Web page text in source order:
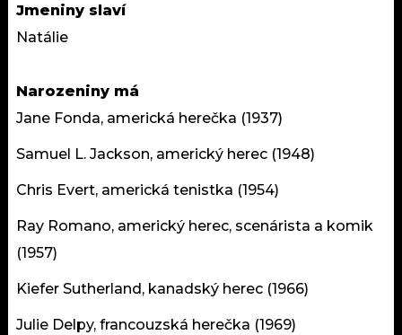
Jmeniny slaví
Natálie
Narozeniny má
Jane Fonda, americká herečka (1937)
Samuel L. Jackson, americký herec (1948)
Chris Evert, americká tenistka (1954)
Ray Romano, americký herec, scenárista a komik
(1957)
Kiefer Sutherland, kanadský herec (1966)
Julie Delpy, francouzská herečka (1969)